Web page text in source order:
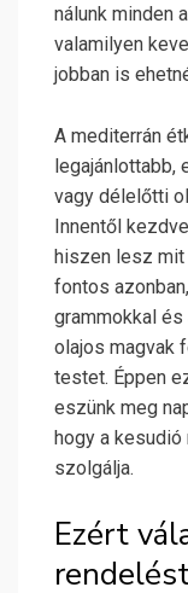
nálunk minden
valamilyen
jobban is
A mediterrán
legajánlottabb,
vagy délelőtti
Innentől
hiszen lesz mit
fontos
grammokkal
olajos magvak
testet. Éppen
eszünk meg
hogy a
szolgálja.
Ezért